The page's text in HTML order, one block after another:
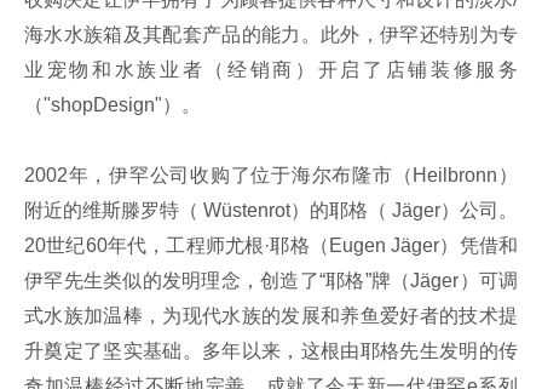
海水水族箱及其配套产品的能力。此外，伊罕还特别为专
业宠物和水族业者（经销商）开启了店铺装修服务
（"shopDesign"）。
2002年，伊罕公司收购了位于海尔布隆市（Heilbronn）
附近的维斯滕罗特（ Wüstenrot）的耶格（ Jäger）公司。
20世纪60年代，工程师尤根·耶格（Eugen Jäger）凭借和
伊罕先生类似的发明理念，创造了“耶格”牌（Jäger）可调
式水族加温棒，为现代水族的发展和养鱼爱好者的技术提
升奠定了坚实基础。多年以来，这根由耶格先生发明的传